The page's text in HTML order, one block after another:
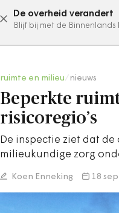
De overheid verandert
Blijf bij met de Binnenlands
ruimte en milieu nieuws
Beperkte
risicoregio’s
De inspectie ziet dat
milieukundige zorg
Koen Enneking 18